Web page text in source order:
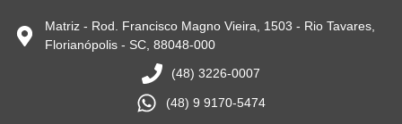
Matriz - Rod. Francisco Magno Vieira, 1503 - Rio Tavares,
Florianópolis - SC, 88048-000
(48) 3226-0007
(48) 9 9170-5474